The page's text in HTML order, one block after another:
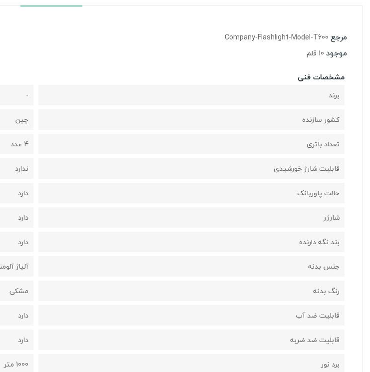
مرجع Company-Flashlight-Model-T600
موجود 10 قلم
مشخصات فنی
برند
-
کشور سازنده
چین
تعداد باتری
4 عدد
قابلیت شارژ خورشیدی
ندارد
حالت پاوربانک
دارد
شارژر
دارد
بند نگه دارنده
دارد
جنس بدنه
آلیاژ
رنگ بدنه
مشکی
قابلیت ضد آب
دارد
قابلیت ضد ضربه
دارد
برد نور
1000 متر